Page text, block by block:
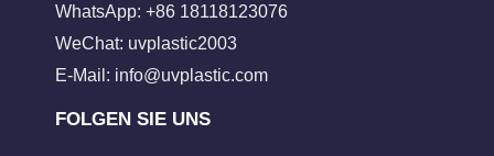
WhatsApp: +86 18118123076
WeChat: uvplastic2003
E-Mail: info@uvplastic.com
FOLGEN SIE UNS